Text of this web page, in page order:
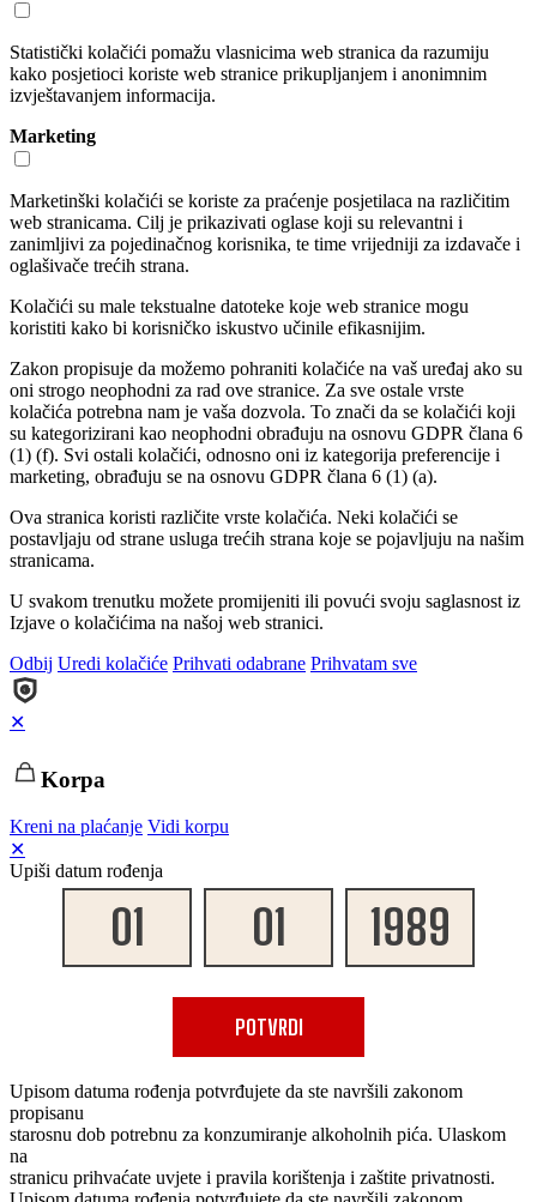
Statistički kolačići pomažu vlasnicima web stranica da razumiju
kako posjetioci koriste web stranice prikupljanjem i anonimnim
izvještavanjem informacija.
Marketing
Marketinški kolačići se koriste za praćenje posjetilaca na različitim
web stranicama. Cilj je prikazivati oglase koji su relevantni i
zanimljivi za pojedinačnog korisnika, te time vrijedniji za izdavače i
oglašivače trećih strana.
Kolačići su male tekstualne datoteke koje web stranice mogu
koristiti kako bi korisničko iskustvo učinile efikasnijim.
Zakon propisuje da možemo pohraniti kolačiće na vaš uređaj ako su
oni strogo neophodni za rad ove stranice. Za sve ostale vrste
kolačića potrebna nam je vaša dozvola. To znači da se kolačići koji
su kategorizirani kao neophodni obrađuju na osnovu GDPR člana 6
(1) (f). Svi ostali kolačići, odnosno oni iz kategorija preferencije i
marketing, obrađuju se na osnovu GDPR člana 6 (1) (a).
Ova stranica koristi različite vrste kolačića. Neki kolačići se
postavljaju od strane usluga trećih strana koje se pojavljuju na našim
stranicama.
U svakom trenutku možete promijeniti ili povući svoju saglasnost iz
Izjave o kolačićima na našoj web stranici.
Odbij Uredi kolačiće Prihvati odabrane Prihvatam sve
✕
Korpa
Kreni na plaćanje Vidi korpu
✕
Upiši datum rođenja
POTVRDI
Upisom datuma rođenja potvrđujete da ste navršili zakonom
propisanu
starosnu dob potrebnu za konzumiranje alkoholnih pića. Ulaskom
na
stranicu prihvaćate uvjete i pravila korištenja i zaštite privatnosti.